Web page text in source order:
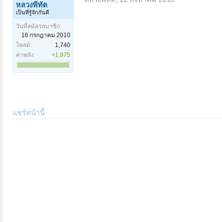
หลวงพี่ทัต
เป็นที่รู้จักกันดี
วันที่สมัครสมาชิก:
16 กรกฎาคม 2010
โพสต์:
1,740
ค่าพลัง:
+1,975
แชร์หน้านี้